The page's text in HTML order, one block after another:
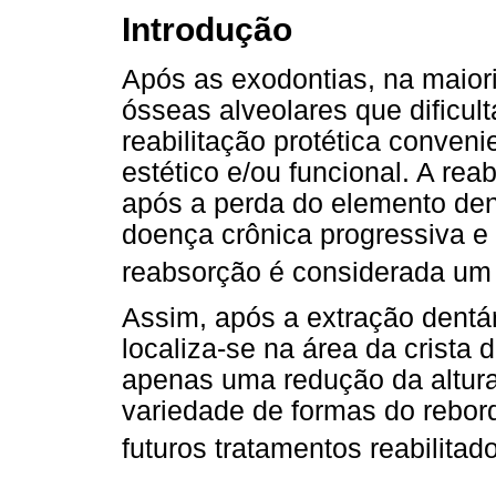
Introdução
Após as exodontias, na
ósseas alveolares que
reabilitação protética
estético e/ou funcional. A
após a perda do elemento
doença crônica progressiva
reabsorção é considerada
Assim, após a extração
localiza-se na área da crista
apenas uma redução da
variedade de formas do
futuros tratamentos